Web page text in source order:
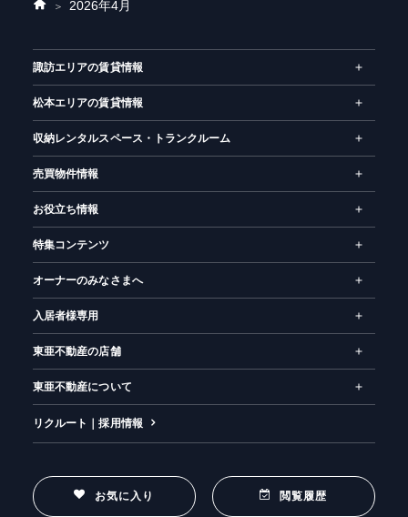
ホ
2026年4月
諏訪エリアの賃貸情報
松本エリアの賃貸情報
収納レンタルスペース・トランクルーム
売買物件情報
お役立ち情報
特集コンテンツ
オーナーのみなさまへ
入居者様専用
東亜不動産の店舗
東亜不動産について
リクルート｜採用情報
お気に入り 閲覧履歴